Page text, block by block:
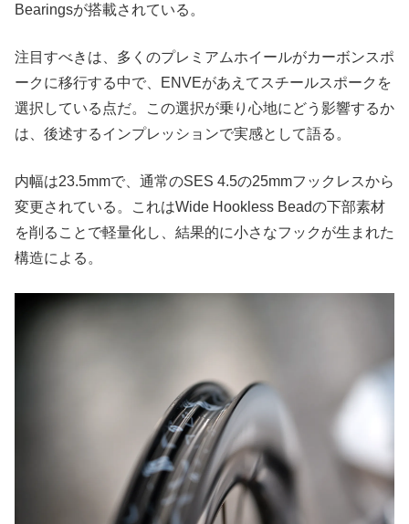
Bearingsが搭載されている。
注目すべきは、多くのプレミアムホイールがカーボンスポ
ークに移行する中で、ENVEがあえてスチールスポークを
選択している点だ。この選択が乗り心地にどう影響するか
は、後述するインプレッションで実感として語る。
内幅は23.5mmで、通常のSES 4.5の25mmフックレスから
変更されている。これはWide Hookless Beadの下部素材
を削ることで軽量化し、結果的に小さなフックが生まれた
構造による。